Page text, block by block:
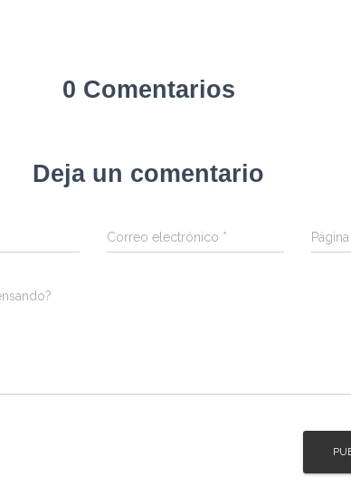
0 Comentarios
Deja un comentario
Correo electrónico *